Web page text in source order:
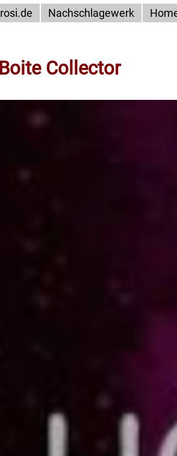
Nachschlagewerk
Collector